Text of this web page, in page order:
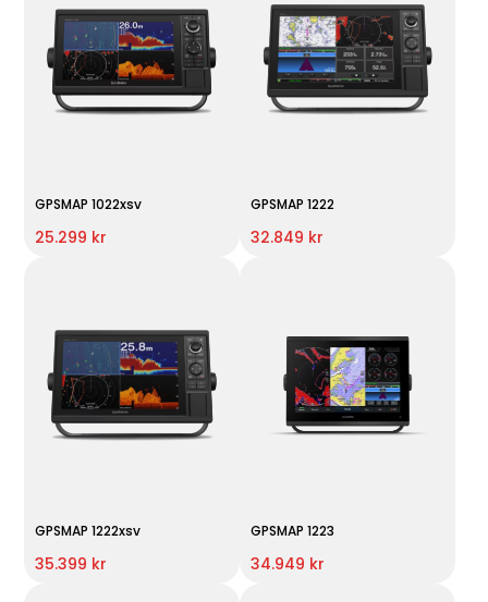
GPSMAP 1022xsv
25.299 kr
GPSMAP 1222
32.849 kr
GPSMAP 1222xsv
35.399 kr
GPSMAP 1223
34.949 kr